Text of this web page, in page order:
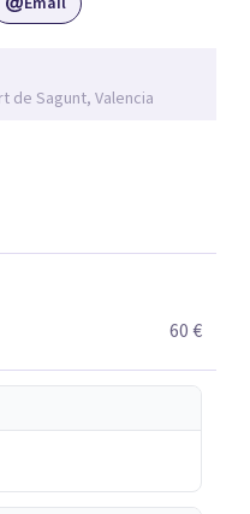
y un
de Sagunt, Valencia
60 €